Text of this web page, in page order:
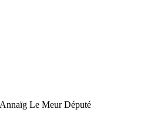
Annaïg Le Meur Député